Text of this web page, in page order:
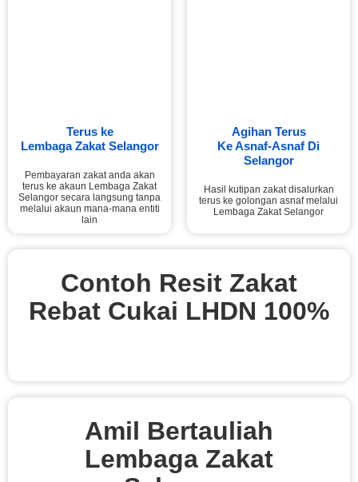
Terus ke
Lembaga Zakat Selangor
Pembayaran zakat anda akan
terus ke akaun Lembaga Zakat
Selangor secara langsung tanpa
melalui akaun mana-mana entiti
lain
Agihan Terus
Ke Asnaf-Asnaf Di
Selangor
Hasil kutipan zakat disalurkan
terus ke golongan asnaf melalui
Lembaga Zakat Selangor
Contoh Resit Zakat
Rebat Cukai LHDN 100%
Amil Bertauliah
Lembaga Zakat